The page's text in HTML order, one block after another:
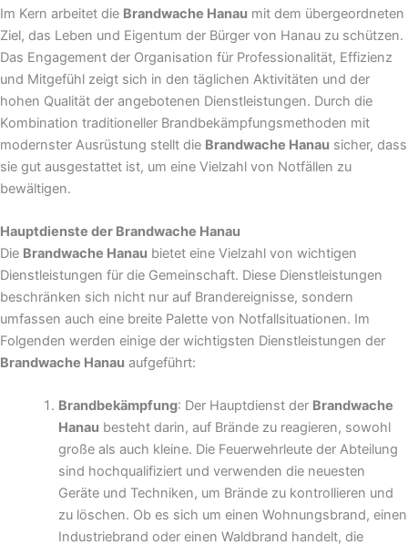
Im Kern arbeitet die Brandwache Hanau mit dem übergeordneten
Ziel, das Leben und Eigentum der Bürger von Hanau zu schützen.
Das Engagement der Organisation für Professionalität, Effizienz
und Mitgefühl zeigt sich in den täglichen Aktivitäten und der
hohen Qualität der angebotenen Dienstleistungen. Durch die
Kombination traditioneller Brandbekämpfungsmethoden mit
modernster Ausrüstung stellt die Brandwache Hanau sicher, dass
sie gut ausgestattet ist, um eine Vielzahl von Notfällen zu
bewältigen.
Hauptdienste der Brandwache Hanau
Die Brandwache Hanau bietet eine Vielzahl von wichtigen
Dienstleistungen für die Gemeinschaft. Diese Dienstleistungen
beschränken sich nicht nur auf Brandereignisse, sondern
umfassen auch eine breite Palette von Notfallsituationen. Im
Folgenden werden einige der wichtigsten Dienstleistungen der
Brandwache Hanau aufgeführt:
Brandbekämpfung: Der Hauptdienst der Brandwache
Hanau besteht darin, auf Brände zu reagieren, sowohl
große als auch kleine. Die Feuerwehrleute der Abteilung
sind hochqualifiziert und verwenden die neuesten
Geräte und Techniken, um Brände zu kontrollieren und
zu löschen. Ob es sich um einen Wohnungsbrand, einen
Industriebrand oder einen Waldbrand handelt, die